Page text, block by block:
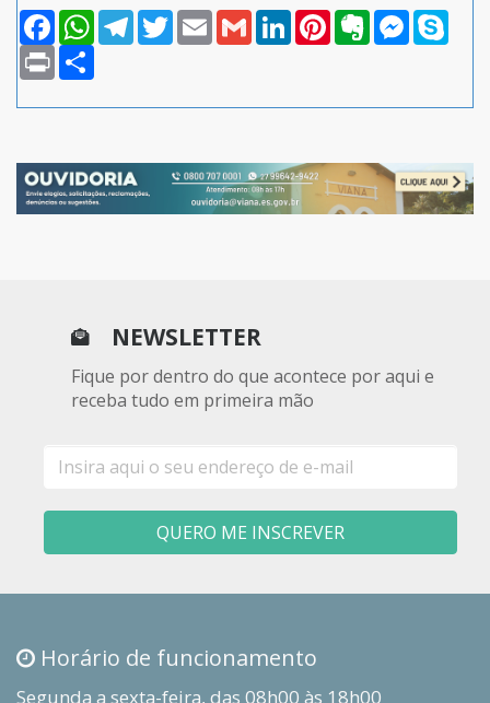
FacebookWhatsAppTelegramTwitterEmail Gmail LinkedInPinterestEvernoteMessenger
Print
NEWSLETTER
Fique por dentro do que acontece por aqui e
receba tudo em primeira mão
mail
QUERO ME INSCREVER
Horário de funcionamento
Segunda a sexta-feira, das 08h00 às 18h00